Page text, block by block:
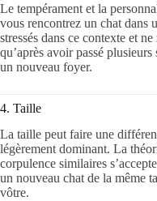
Le tempérament et la
vous rencontrez un chat dans
stressés dans ce contexte et
qu’après avoir passé
un nouveau foyer.
4. Taille
La taille peut faire une
légèrement dominant. La
corpulence similaires
un nouveau chat de la même
vôtre.